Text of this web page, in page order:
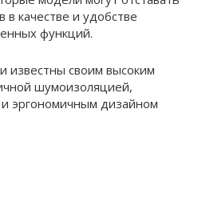
в качестве и удобстве
функций.
известны своим высоким
шумоизоляцией,
эргономичным дизайном